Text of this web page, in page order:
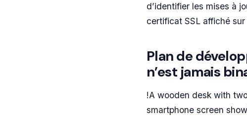
d’identifier les mises à
certificat SSL affiché sur
Plan de
n’est jamais
!A wooden desk with
smartphone screen